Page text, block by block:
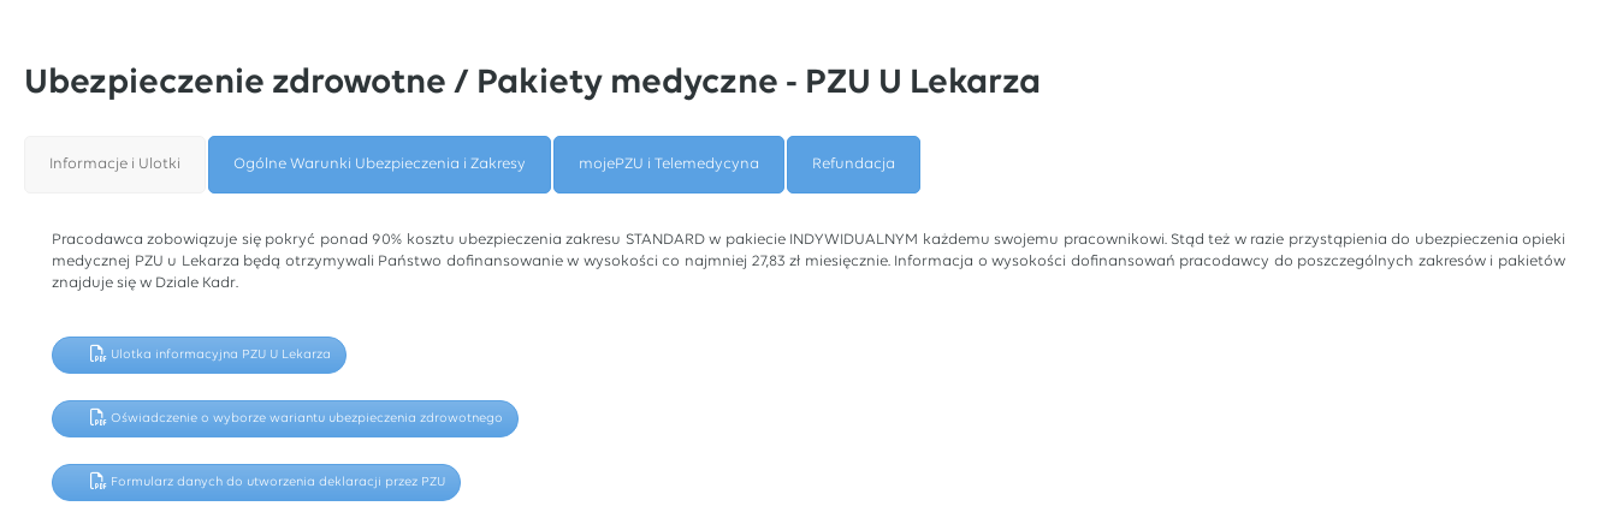
Ubezpieczenie zdrowotne / Pakiety medyczne - PZU U Lekarza
Informacje i Ulotki Ogólne Warunki Ubezpieczenia i Zakresy mojePZU i Telemedycyna Refundacja
Pracodawca zobowiązuje się pokryć ponad 90% kosztu ubezpieczenia zakresu STANDARD w pakiecie INDYWIDUALNYM każdemu swojemu pracownikowi. Stąd też w razie przystąpienia do ubezpieczenia opieki
medycznej PZU u Lekarza będą otrzymywali Państwo dofinansowanie w wysokości co najmniej 27,83 zł miesięcznie. Informacja o wysokości dofinansowań pracodawcy do poszczególnych zakresów i pakietów
znajduje się w Dziale Kadr.
Ulotka informacyjna PZU U Lekarza
Oświadczenie o wyborze wariantu ubezpieczenia zdrowotnego
Formularz danych do utworzenia deklaracji przez PZU